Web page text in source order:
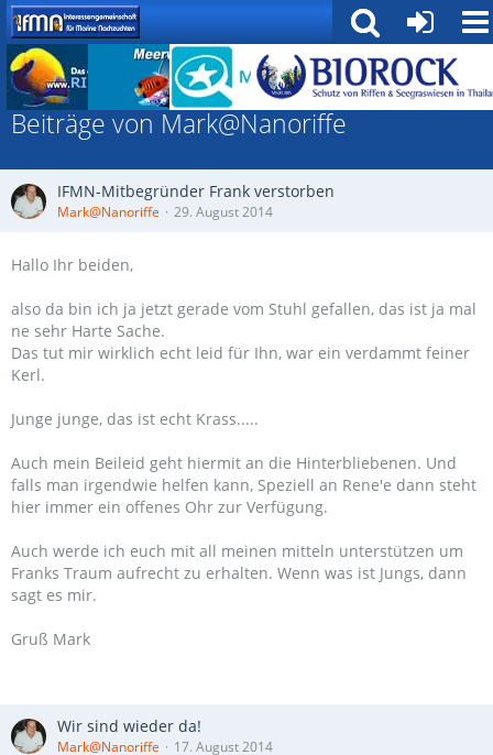
Forum
Beiträge von Mark@Nanoriffe
IFMN-Mitbegründer Frank verstorben
Mark@Nanoriffe 29. August 2014
Hallo Ihr beiden,
also da bin ich ja jetzt gerade vom Stuhl gefallen, das ist ja mal
ne sehr Harte Sache.
Das tut mir wirklich echt leid für Ihn, war ein verdammt feiner
Kerl.
Junge junge, das ist echt Krass.....
Auch mein Beileid geht hiermit an die Hinterbliebenen. Und
falls man irgendwie helfen kann, Speziell an Rene'e dann steht
hier immer ein offenes Ohr zur Verfügung.
Auch werde ich euch mit all meinen mitteln unterstützen um
Franks Traum aufrecht zu erhalten. Wenn was ist Jungs, dann
sagt es mir.
Gruß Mark
Wir sind wieder da!
Mark@Nanoriffe 17. August 2014